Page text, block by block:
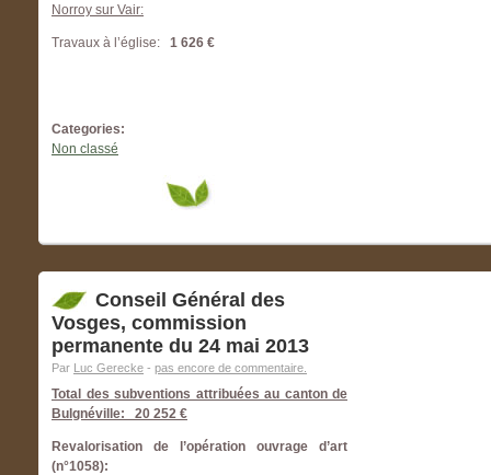
Norroy sur Vair:
Travaux à l’église: 1 626 €
Categories:
Non classé
Conseil Général des
Vosges, commission
permanente du 24 mai 2013
Par Luc Gerecke - pas encore de commentaire.
Total des subventions attribuées au canton de
Bulgnéville: 20 252 €
Revalorisation de l’opération ouvrage d’art
(n°1058):